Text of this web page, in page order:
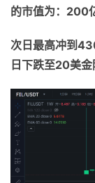
的市值为： 200
次日最高冲到
日下跌至20美金